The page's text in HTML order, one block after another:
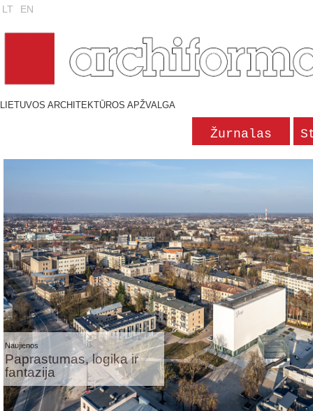
LT EN
LIETUVOS ARCHITEKTŪROS APŽVALGA
Žurnalas
Naujienos
Paprastumas, logika ir
fantazija